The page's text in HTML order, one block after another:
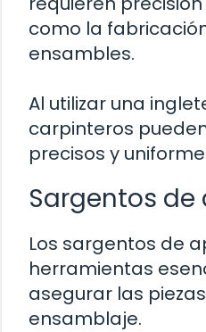
como la
ensambles.
Al utilizar una
carpinteros
precisos y
Sargentos de
Los sargentos de
herramientas
asegurar las
ensamblaje.